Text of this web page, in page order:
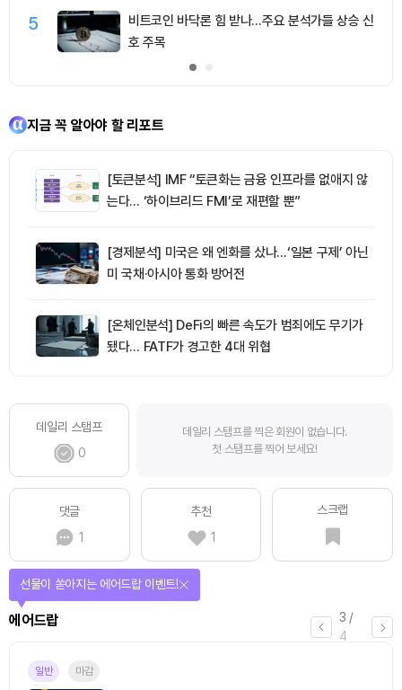
5
비트코인 바닥론 힘 받나…주요 분석가들 상승 신
호 주목
지금 꼭 알아야 할 리포트
[토큰분석] IMF “토큰화는 금융 인프라를 없애지 않
는다… ‘하이브리드 FMI’로 재편할 뿐”
[경제분석] 미국은 왜 엔화를 샀나…‘일본 구제’ 아닌
미 국채·아시아 통화 방어전
[온체인분석] DeFi의 빠른 속도가 범죄에도 무기가
됐다… FATF가 경고한 4대 위협
데일리 스탬프
0
데일리 스탬프를 찍은 회원이 없습니다.
첫 스탬프를 찍어 보세요!
댓글
1
추천
1
스크랩
3 /
4
에어드랍
선물이 쏟아지는 에어드랍 이벤트!
일반 마감